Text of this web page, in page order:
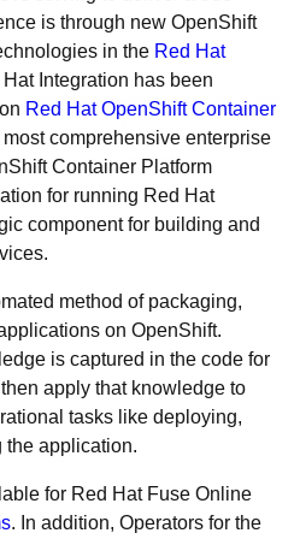
is through new OpenShift
in the Red Hat
Integration has been
Red Hat OpenShift Container
comprehensive enterprise
Container Platform
for running Red Hat
component for building and
method of packaging,
on OpenShift.
is captured in the code for
apply that knowledge to
tasks like deploying,
the application.
for Red Hat Fuse Online
. In addition, Operators for the